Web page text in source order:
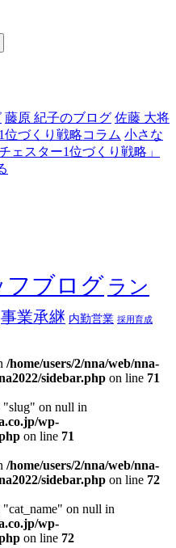
藤原 紀子のブログ 佐藤 大将
位づくり戦略コラム 小さな
ェスター1位づくり戦略」
フブログ ラン
事業承継 内勤営業 採用育成
/home/users/2/nna/web/nna-
sidebar.php on line 71
"slug" on null in
wp-
on line 71
/home/users/2/nna/web/nna-
sidebar.php on line 72
"cat_name" on null in
wp-
on line 72